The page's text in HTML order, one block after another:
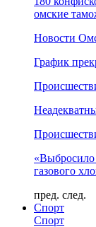
омские
Новости
График
«Выбросило
газового
пред. след.
Спорт
Спорт